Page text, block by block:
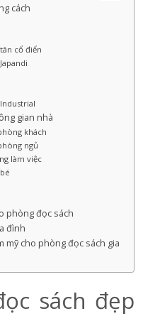
cách
cổ điển
gian nhà
khách
ngủ
làm việc
phòng đọc sách
đình
mỹ cho phòng đọc sách gia
sách đẹp